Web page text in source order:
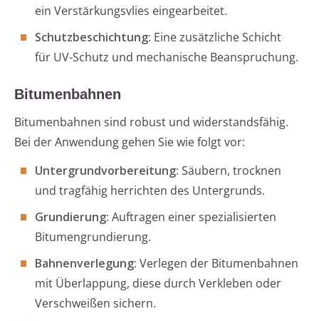
ein Verstärkungsvlies eingearbeitet.
Schutzbeschichtung: Eine zusätzliche Schicht
für UV-Schutz und mechanische Beanspruchung.
Bitumenbahnen
Bitumenbahnen sind robust und widerstandsfähig.
Bei der Anwendung gehen Sie wie folgt vor:
Untergrundvorbereitung: Säubern, trocknen
und tragfähig herrichten des Untergrunds.
Grundierung: Auftragen einer spezialisierten
Bitumengrundierung.
Bahnenverlegung: Verlegen der Bitumenbahnen
mit Überlappung, diese durch Verkleben oder
Verschweißen sichern.